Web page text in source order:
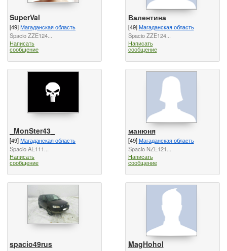
SuperVal
[49]Магаданская область
Spacio ZZE124...
Написать
сообщение
Валентина
[49]Магаданская область
Spacio ZZE124...
Написать
сообщение
_MonSter43_
[49]Магаданская область
Spacio AE111...
Написать
сообщение
манюня
[49]Магаданская область
Spacio NZE121...
Написать
сообщение
spacio49rus MagHohol